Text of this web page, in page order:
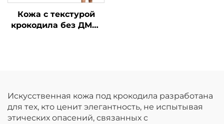
Кожа с текстурой
крокодила без ДМФ,
Искусственная кожа под крокодила разработана
для тех, кто ценит элегантность, не испытывая
этических опасений, связанных с